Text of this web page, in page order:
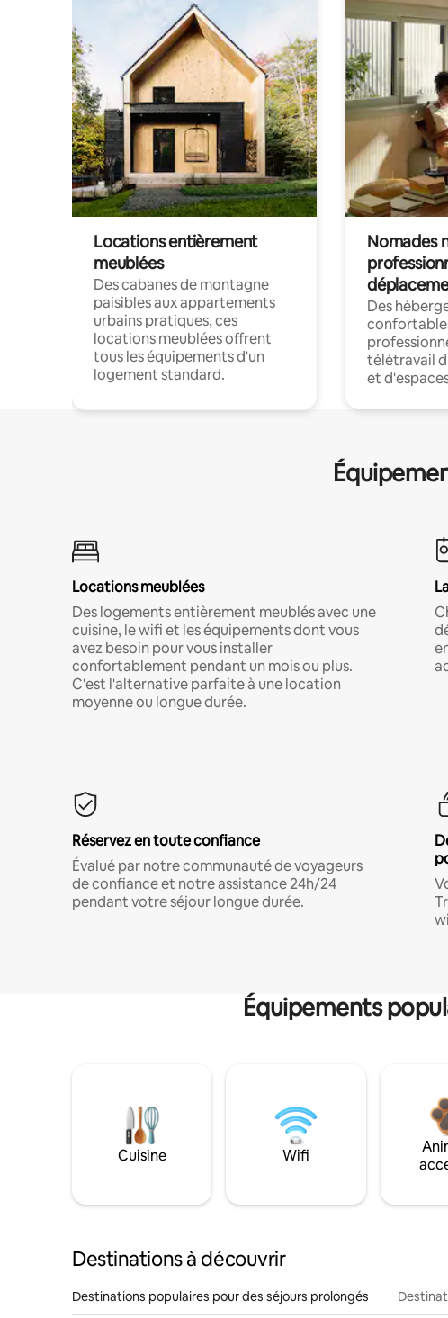
Locations entièrement
meublées
Des cabanes de montagne
paisibles aux appartements
urbains pratiques, ces
locations meublées offrent
tous les équipements d'un
logement standard.
Nomades
Des
télétravail
et
Locations meublées
Des logements entièrement meublés avec une
cuisine, le wifi et les équipements dont vous
avez besoin pour vous installer
confortablement pendant un mois ou plus.
C'est l'alternative parfaite à une location
moyenne ou longue durée.
Réservez en toute confiance
Évalué par notre communauté de voyageurs
de confiance et notre assistance 24h/24
pendant votre séjour longue durée.
Équipements
Cuisine Wifi
Destinations à découvrir
Destinations populaires pour des séjours prolongés